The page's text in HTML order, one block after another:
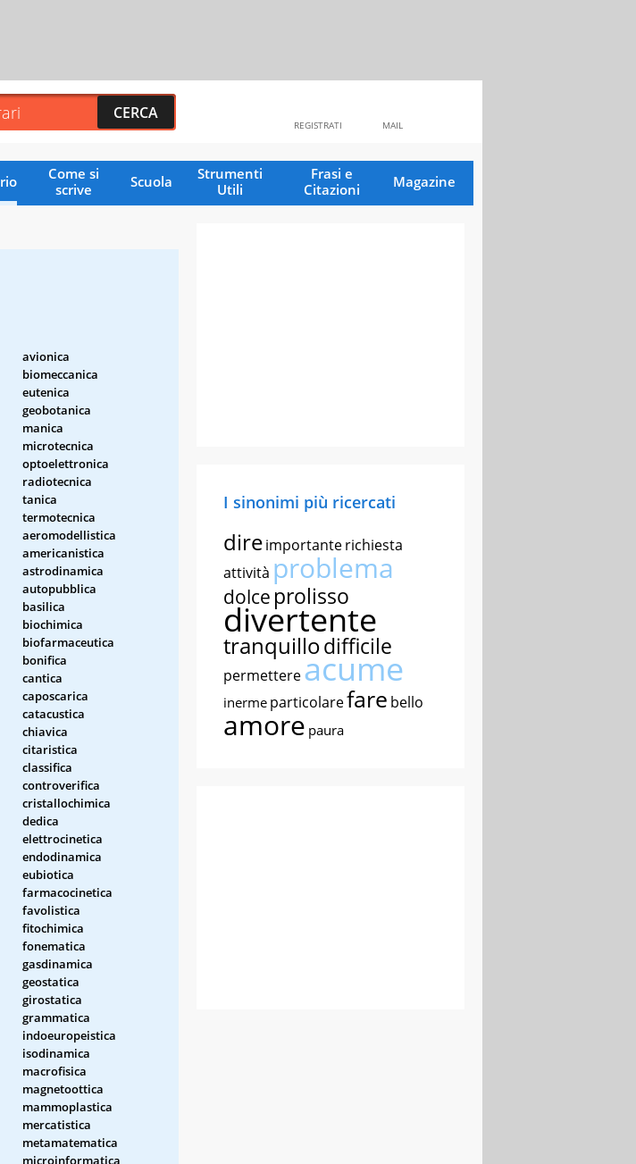
MAIL
REGISTRATI
Come si
scrive
Scuola
Strumenti
Utili
Frasi e
Citazioni
Magazine
avionica
biomeccanica
eutenica
geobotanica
manica
microtecnica
optoelettronica
radiotecnica
tanica
termotecnica
aeromodellistica
americanistica
astrodinamica
autopubblica
basilica
biochimica
biofarmaceutica
bonifica
cantica
caposcarica
catacustica
chiavica
citaristica
classifica
controverifica
cristallochimica
dedica
elettrocinetica
endodinamica
eubiotica
farmacocinetica
favolistica
fitochimica
fonematica
gasdinamica
geostatica
girostatica
grammatica
indoeuropeistica
isodinamica
macrofisica
magnetoottica
mammoplastica
mercatistica
metamatematica
microinformatica
I sinonimi più ricercati
direimportanterichiesta
attività problema
dolce prolisso
divertente
tranquillodifficile
permettereacume
inerme particolarefare bello
amore paura